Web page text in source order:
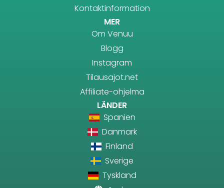
Kontaktinformation
MER
Om Venuu
Blogg
Instagram
Tilausajot.net
Affiliate-ohjelma
LÄNDER
Spanien
Danmark
Finland
Sverige
Tyskland